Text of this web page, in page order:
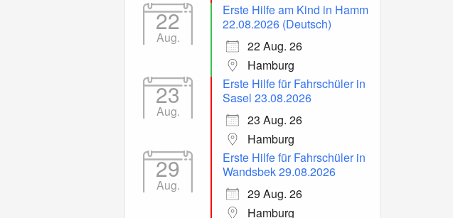
22
Aug.
Erste Hilfe am Kind in Hamm
22.08.2026 (Deutsch)
22 Aug. 26
Hamburg
23
Aug.
Erste Hilfe für Fahrschüler in
Sasel 23.08.2026
23 Aug. 26
Hamburg
29
Aug.
Erste Hilfe für Fahrschüler in
Wandsbek 29.08.2026
29 Aug. 26
Hamburg